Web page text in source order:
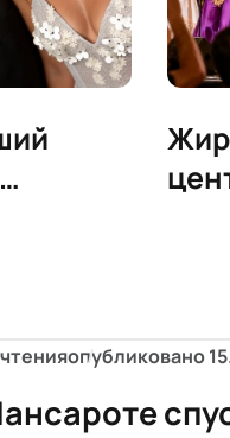
опубликовано